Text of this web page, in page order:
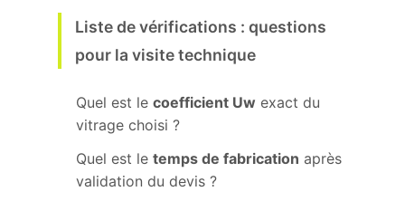
Liste de vérifications : questions
pour la visite technique
Quel est le coefficient Uw exact du
vitrage choisi ?
Quel est le temps de fabrication après
validation du devis ?